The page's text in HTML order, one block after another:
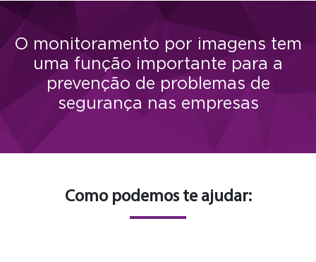
O monitoramento por imagens tem
uma função importante para a
prevenção de problemas de
segurança nas empresas
Como podemos te ajudar: